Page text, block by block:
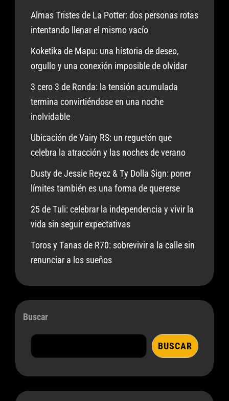
Almas Tristes de La Potter: dos personas rotas
intentando llenar el mismo vacío
Koketika de Mapu: una historia de deseo,
orgullo y una conexión imposible de olvidar
3 cero 3 de Ronda: la tensión acumulada
termina convirtiéndose en una noche
inolvidable
Ubicación de Vairy RS: un reguetón que
celebra la atracción y las noches de verano
Dusty de Jessie Reyez & Ty Dolla $ign: poner
límites también es una forma de quererse
25 de Tuli: celebrar la independencia y vivir la
vida sin seguir expectativas
Toros y Tanas de R70: sobrevivir a la calle sin
renunciar a los sueños
Buscar
BUSCAR